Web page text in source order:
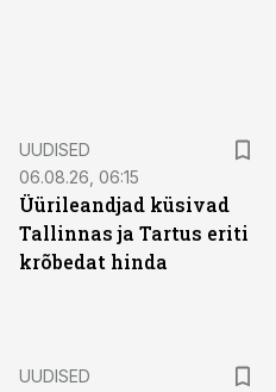
UUDISED
06.08.26, 06:15
Üürileandjad küsivad
Tallinnas ja Tartus eriti
krõbedat hinda
UUDISED